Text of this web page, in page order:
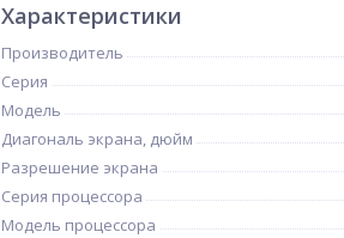
Характеристики
Производитель
Серия
Модель
Диагональ экрана, дюйм
Разрешение экрана
Серия процессора
Модель процессора